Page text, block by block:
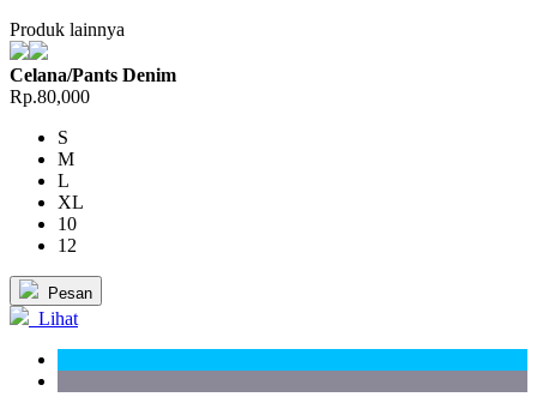
Produk lainnya
Celana/Pants Denim
Rp.80,000
S
M
L
XL
10
12
Pesan
Lihat